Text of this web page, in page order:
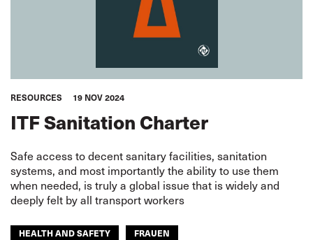
RESOURCES 19 NOV 2024
ITF Sanitation Charter
Safe access to decent sanitary facilities, sanitation
systems, and most importantly the ability to use them
when needed, is truly a global issue that is widely and
deeply felt by all transport workers
HEALTH AND SAFETY FRAUEN